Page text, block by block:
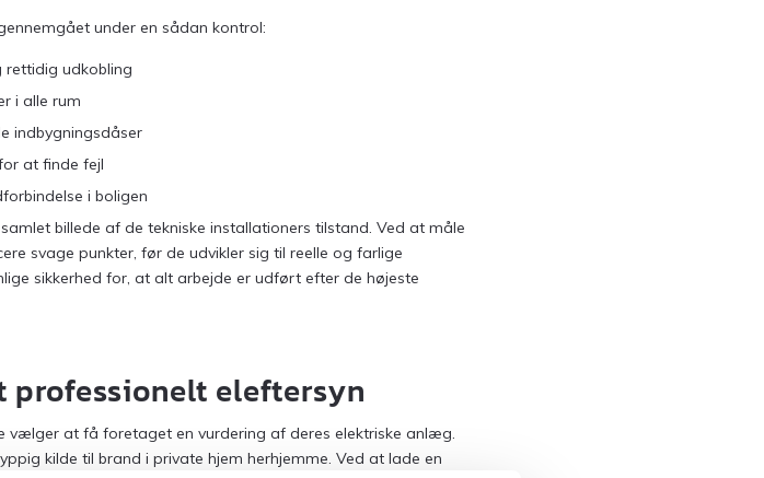
under en sådan kontrol:
udkobling
i alle rum
indbygningsdåser
at finde fejl
i boligen
billede af de tekniske installationers tilstand. Ved at måle
svage punkter, før de udvikler sig til reelle og farlige
sikkerhed for, at alt arbejde er udført efter de højeste
professionelt eleftersyn
vælger at få foretaget en vurdering af deres elektriske anlæg.
kilde til brand i private hjem herhjemme. Ved at lade en